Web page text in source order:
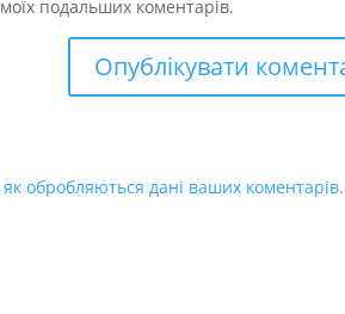
подальших коментарів.
як обробляються дані ваших коментарів.